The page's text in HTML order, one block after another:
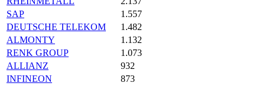
SAP
1.557
DEUTSCHE TELEKOM
1.482
ALMONTY
1.132
RENK GROUP
1.073
ALLIANZ
932
INFINEON
873